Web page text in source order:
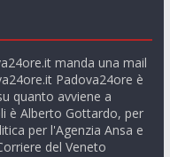
manda una mail
Padova24ore è
quanto avviene a
è Alberto Gottardo, per
per l'Agenzia Ansa e
del Veneto